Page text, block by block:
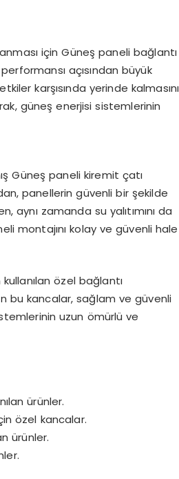
için Güneş paneli bağlantı
açısından büyük
karşısında yerinde kalmasını
güneş enerjisi sistemlerinin
Güneş paneli kiremit çatı
panellerin güvenli bir şekilde
aynı zamanda su yalıtımını da
montajını kolay ve güvenli hale
özel bağlantı
bu kancalar, sağlam ve güvenli
uzun ömürlü ve
ürünler.
özel kancalar.
ürünler.